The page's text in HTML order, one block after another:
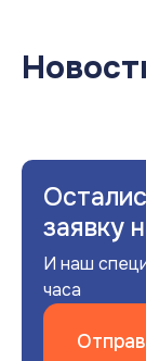
заявку
И наш
часа